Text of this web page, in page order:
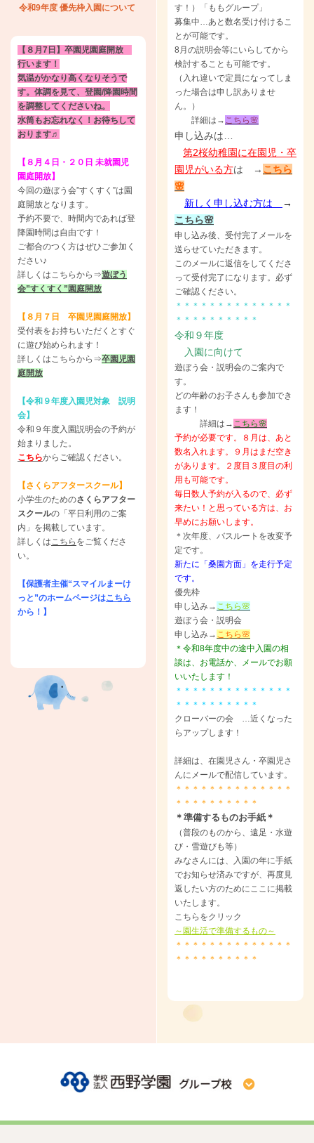
令和9年度 優先枠入園について
【８月7 日】卒園児園庭開放
行います！
気温がかなり高くなりそうで
す。体調を見て、登園/降園時間
を調整してくださいね。
水筒もお忘れなく！お待ちして
おります♬
【８月４日・２０日 未就園児
園庭開放】
今回の遊ぼう会”すくすく”は園
庭開放となります。
予約不要で、時間内であれば登
降園時間は自由です！
ご都合のつく方はぜひご参加く
ださい♪
詳しくはこちらから⇒遊ぼう
会”すくすく”園庭開放
【８月７日 卒園児園庭開放】
受付表をお持ちいただくとすぐ
に遊び始められます！
詳しくはこちらから⇒卒園児園
庭開放
【令和９年度入園児対象 説明
会】
令和９年度入園説明会の予約が
始まりました。
こちらからご確認ください。
【さくらアフタースクール】
小学生のためのさくらアフター
スクールの「平日利用のご案
内」を掲載しています。
詳しくはこちら をご覧くださ
い。
【保護者主催“スマイルまーけ
っと”のホームページはこちら
から！】
す！）「ももグループ」
募集中…あと数名受け付けるこ
とが可能です。
8月の説明会等にいらしてから
検討することも可能です。
（入れ違いで定員になってしま
った場合は申し訳ありませ
ん。）
詳細は→ こちら🌸
申し込みは…
第2桜幼稚園に在園児・卒
園児がいる方は → こちら
🌸
新しく申し込む方は
→
こちら🌸
申し込み後、受付完了メールを
送らせていただきます。
このメールに返信をしてくださ
って受付完了になります。必ず
ご確認ください。
＊＊＊＊＊＊＊＊＊＊＊＊＊＊
＊＊＊＊＊＊＊＊＊＊
令和９年度
入園に向けて
遊ぼう会・説明会のご案内で
す。
どの年齢のお子さんも参加でき
ます！
詳細は→ こちら🌸
予約が必要です。８月は、あと
数名入れます。９月はまだ空き
があります。２度目３度目の利
用も可能です。
毎日数人予約が入るので、必ず
来たい！と思っている方は、お
早めにお願いします。
＊次年度、バスルートを改変予
定です。
新たに「桑園方面」を走行予定
です。
優先枠
申し込み→ こちら🌸
遊ぼう会・説明会
申し込み→ こちら🌸
＊令和8年度中の途中入園の相
談は、お電話か、メールでお願
いいたします！
＊＊＊＊＊＊＊＊＊＊＊＊＊＊
＊＊＊＊＊＊＊＊＊＊
クローバーの会 …近くなった
らアップします！
詳細は、在園児さん・卒園児さ
んにメールで配信しています。
＊＊＊＊＊＊＊＊＊＊＊＊＊＊
＊＊＊＊＊＊＊＊＊＊
＊準備するものお手紙＊
（普段のものから、遠足・水遊
び・雪遊びも等）
みなさんには、入園の年に手紙
でお知らせ済みですが、再度見
返したい方のためにここに掲載
いたします。
こちらをクリック
～園生活で準備するもの～
＊＊＊＊＊＊＊＊＊＊＊＊＊＊
＊＊＊＊＊＊＊＊＊＊